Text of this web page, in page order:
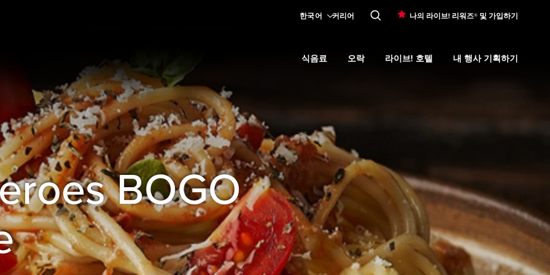
한국어 커리어 나의 라이브! 리워즈® 및 가입하기
식음료 오락 라이브! 호텔 내 행사 기획하기
BOGO